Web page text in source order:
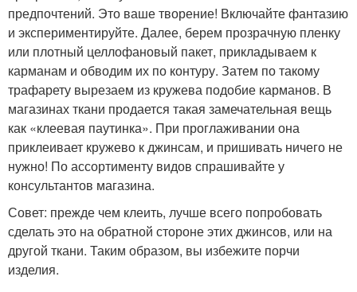
предпочтений. Это ваше творение! Включайте фантазию
и экспериментируйте. Далее, берем прозрачную пленку
или плотный целлофановый пакет, прикладываем к
карманам и обводим их по контуру. Затем по такому
трафарету вырезаем из кружева подобие карманов. В
магазинах ткани продается такая замечательная вещь
как «клеевая паутинка». При проглаживании она
приклеивает кружево к джинсам, и пришивать ничего не
нужно! По ассортименту видов спрашивайте у
консультантов магазина.
Совет: прежде чем клеить, лучше всего попробовать
сделать это на обратной стороне этих джинсов, или на
другой ткани. Таким образом, вы избежите порчи
изделия.